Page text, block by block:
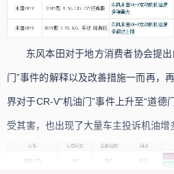
东风本田对于地方消费者协会提
门”事件的解释以及改善措施一而再，
界对于CR-V“机油门”事件上升至“道德
受其害，也出现了大量车主投诉机油增